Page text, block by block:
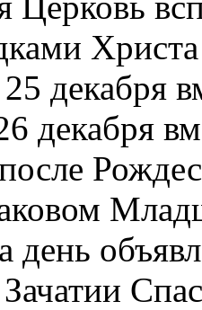
декабря
декабря
день